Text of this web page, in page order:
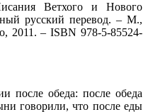
Ветхого и Нового
русский перевод. – М.,
2011. – ISBN 978-5-85524-
после обеда: после обеда
говорили, что после еды